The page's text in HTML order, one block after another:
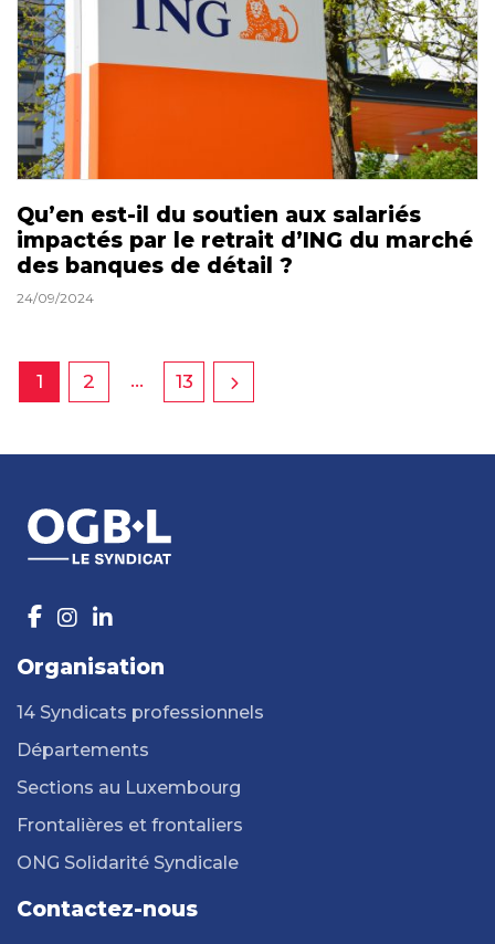
Qu’en est-il du soutien aux salariés
impactés par le retrait d’ING du marché
des banques de détail ?
24/09/2024
1 2 … 13
Organisation
14 Syndicats professionnels
Départements
Sections au Luxembourg
Frontalières et frontaliers
ONG Solidarité Syndicale
Contactez-nous